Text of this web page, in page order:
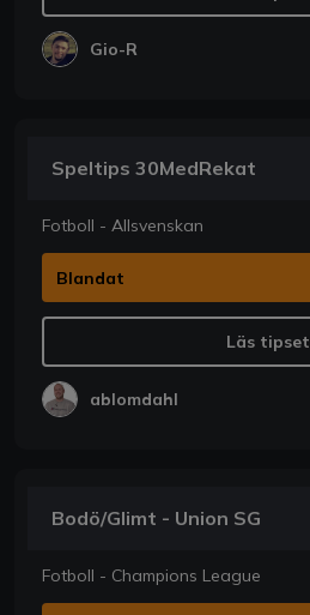
Gio-R
Speltips 30MedRekat
Fotboll - Allsvenskan
Blandat
Läs tipset
ablomdahl
Bodö/Glimt - Union SG
Fotboll - Champions League